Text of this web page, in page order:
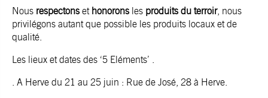
Nous respectons et honorons les produits du terroir, nous
privilégons autant que possible les produits locaux et de
qualité.
Les lieux et dates des ‘5 Eléments’ .
. A Herve du 21 au 25 juin : Rue de José, 28 à Herve.